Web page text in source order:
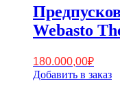
Webasto
180.000,00₽
Добавить в заказ